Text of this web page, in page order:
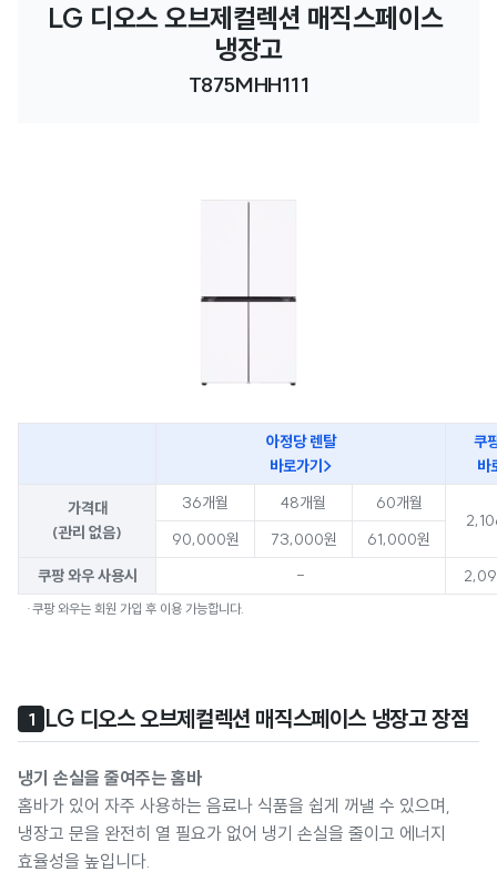
LG 디오스 오브제컬렉션 매직스페이스
냉장고
T875MHH111
아정당 렌탈
바로가기>
쿠
바
가격대
(관리 없음)
36개월 48개월
60개월
90,000원
73,000원
61,000원
쿠팡 와우 사용시
-
·쿠팡 와우는 회원 가입 후 이용 가능합니다.
1 LG 디오스 오브제컬렉션 매직스페이스 냉장고 장점
냉기 손실을 줄여주는 홈바
홈바가 있어 자주 사용하는 음료나 식품을 쉽게 꺼낼 수 있으며,
냉장고 문을 완전히 열 필요가 없어 냉기 손실을 줄이고 에너지
효율성을 높입니다.